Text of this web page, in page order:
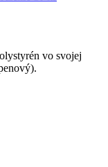
vo svojej